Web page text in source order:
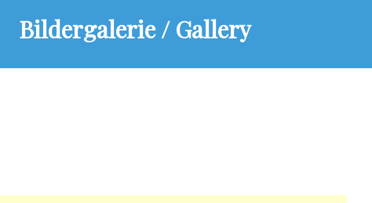
Bildergalerie / Gallery